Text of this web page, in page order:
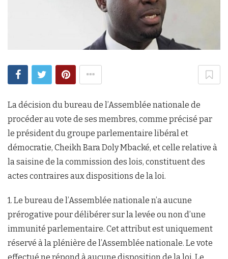
La décision du bureau de l’Assemblée nationale de
procéder au vote de ses membres, comme précisé par
le président du groupe parlementaire libéral et
démocratie, Cheikh Bara Doly Mbacké, et celle relative à
la saisine de la commission des lois, constituent des
actes contraires aux dispositions de la loi.
1. Le bureau de l’Assemblée nationale n’a aucune
prérogative pour délibérer sur la levée ou non d’une
immunité parlementaire. Cet attribut est uniquement
réservé à la plénière de l’Assemblée nationale. Le vote